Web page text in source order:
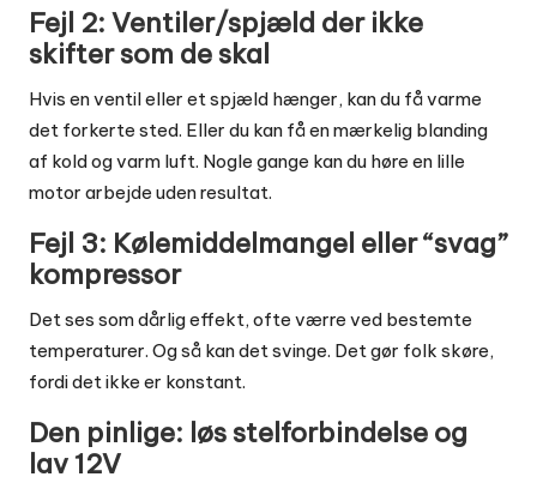
Fejl 2: Ventiler/spjæld der ikke
skifter som de skal
Hvis en ventil eller et spjæld hænger, kan du få varme
det forkerte sted. Eller du kan få en mærkelig blanding
af kold og varm luft. Nogle gange kan du høre en lille
motor arbejde uden resultat.
Fejl 3: Kølemiddelmangel eller “svag”
kompressor
Det ses som dårlig effekt, ofte værre ved bestemte
temperaturer. Og så kan det svinge. Det gør folk skøre,
fordi det ikke er konstant.
Den pinlige: løs stelforbindelse og
lav 12V